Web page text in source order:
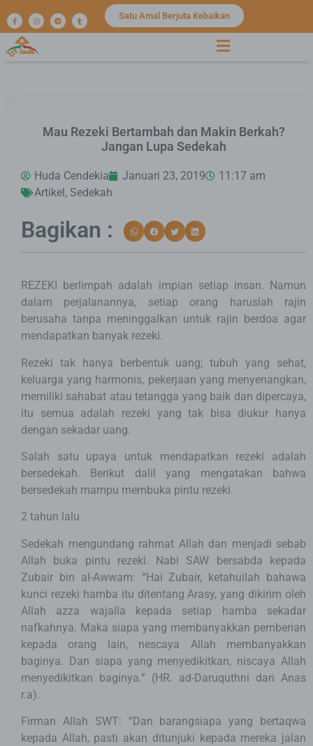
Satu Amal Berjuta Kebaikan
Mau Rezeki Bertambah dan Makin Berkah?
Jangan Lupa Sedekah
Huda Cendekia Januari 23, 2019
11:17 am
Artikel , Sedekah
Bagikan :
REZEKI berlimpah adalah impian setiap insan. Namun
dalam perjalanannya, setiap orang haruslah rajin
berusaha tanpa meninggalkan untuk rajin berdoa agar
mendapatkan banyak rezeki.
Rezeki tak hanya berbentuk uang; tubuh yang sehat,
keluarga yang harmonis, pekerjaan yang menyenangkan,
memiliki sahabat atau tetangga yang baik dan dipercaya,
itu semua adalah rezeki yang tak bisa diukur hanya
dengan sekadar uang.
Salah satu upaya untuk mendapatkan rezeki adalah
bersedekah. Berikut dalil yang mengatakan bahwa
bersedekah mampu membuka pintu rezeki.
2 tahun lalu
Sedekah mengundang rahmat Allah dan menjadi sebab
Allah buka pintu rezeki. Nabi SAW bersabda kepada
Zubair bin al-Awwam: “Hai Zubair, ketahuilah bahawa
kunci rezeki hamba itu ditentang Arasy, yang dikirim oleh
Allah azza wajalla kepada setiap hamba sekadar
nafkahnya. Maka siapa yang membanyakkan pemberian
kepada orang lain, nescaya Allah membanyakkan
baginya. Dan siapa yang menyedikitkan, niscaya Allah
menyedikitkan baginya.” (HR. ad-Daruquthni dari Anas
r.a).
Firman Allah SWT: “Dan barangsiapa yang bertaqwa
kepada Allah, pasti akan ditunjuki kepada mereka jalan